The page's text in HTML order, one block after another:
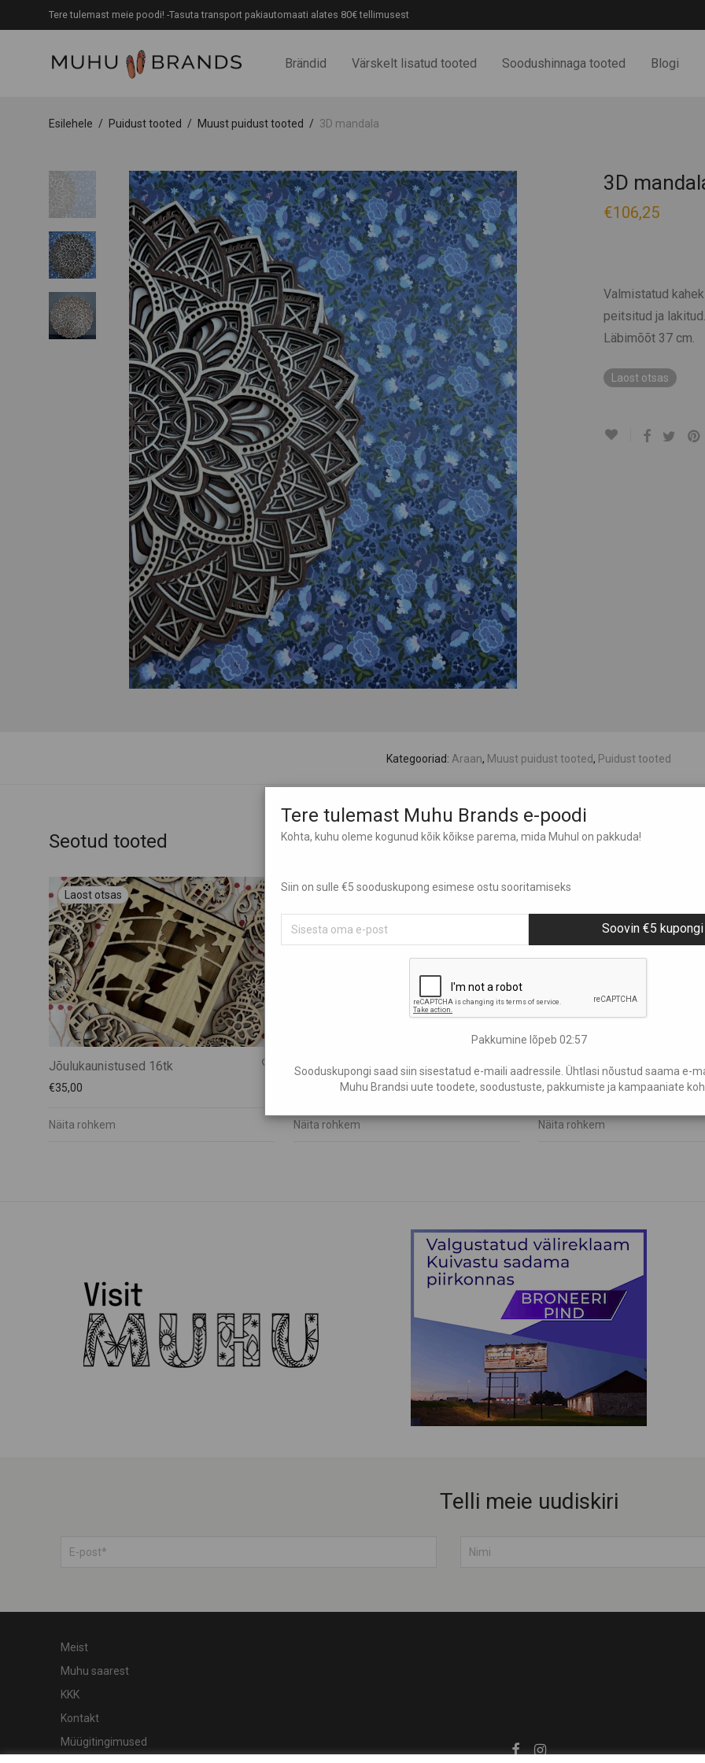
Tere tulemast meie poodi! -Tasuta transport pakiautomaati alates 80€ tellimusest
Brändid Värskelt lisatud tooted Soodushinnaga tooted Blogi
Esilehele / Puidust tooted / Muust puidust tooted / 3D mandala
3D
€106,25
Valmistatud
peitsitud ja
Läbimõõt 37 cm.
Laost otsas
Kategooriad: Araan, Muust puidust tooted, Puidust tooted
Seotud tooted
Jõulukaunistused 16tk
€35,00
Näita rohkem
Hele küünlajalg
Näita rohkem
Tume küünlajalg
€ 18,75
Näita rohkem
Telli meie uudiskiri
Meist
Muhu saarest
KKK
Kontakt
Müügitingimused
Tere tulemast Muhu Brands e-poodi
Kohta, kuhu oleme kogunud kõik kõikse parema, mida Muhul on pakkuda!
Siin on sulle €5 sooduskupong esimese ostu sooritamiseks
Soovin €5 kupongi
Pakkumine lõpeb 02:56
Sooduskupongi saad siin sisestatud e-maili aadressile. Ühtlasi nõustud saama e-
Muhu Brandsi uute toodete, soodustuste, pakkumiste ja kampaaniate